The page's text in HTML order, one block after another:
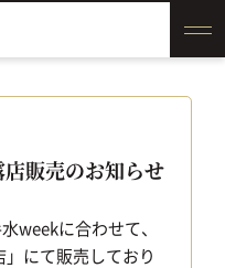
店販売のお知らせ
weekに合わせて、
にて販売しており